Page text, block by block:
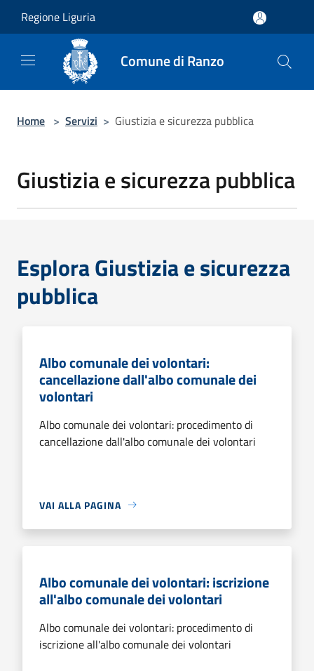
Regione Liguria
Comune di Ranzo
Home > Servizi > Giustizia e sicurezza pubblica
Giustizia e sicurezza pubblica
Esplora Giustizia e sicurezza
pubblica
Albo comunale dei volontari:
cancellazione dall'albo comunale dei
volontari
Albo comunale dei volontari: procedimento di
cancellazione dall'albo comunale dei volontari
VAI ALLA PAGINA
Albo comunale dei volontari: iscrizione
all'albo comunale dei volontari
Albo comunale dei volontari: procedimento di
iscrizione all'albo comunale dei volontari